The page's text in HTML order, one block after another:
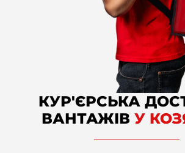
КУР'ЄРСЬКА
ВАНТАЖІВ У